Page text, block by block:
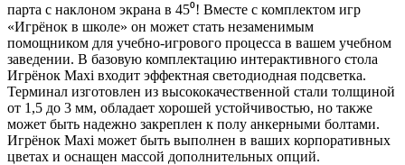
парта с наклоном экрана в 45⁰! Вместе с комплектом игр
«Игрёнок в школе» он может стать незаменимым
помощником для учебно-игрового процесса в вашем учебном
заведении. В базовую комплектацию интерактивного стола
Игрёнок Maxi входит эффектная светодиодная подсветка.
Терминал изготовлен из высококачественной стали толщиной
от 1,5 до 3 мм, обладает хорошей устойчивостью, но также
может быть надежно закреплен к полу анкерными болтами.
Игрёнок Maxi может быть выполнен в ваших корпоративных
цветах и оснащен массой дополнительных опций.